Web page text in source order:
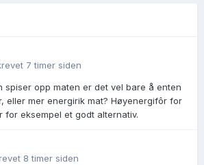
7 timer siden
spiser opp maten er det vel bare å enten
eller mer energirik mat? Høyenergifôr for
for eksempel et godt alternativ.
8 timer siden